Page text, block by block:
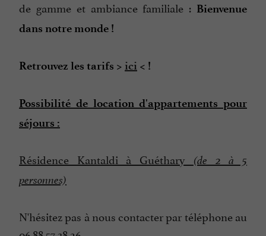
de gamme et ambiance familiale : Bienvenue
dans notre monde !
Retrouvez les tarifs > ici < !
Possibilité de location d'appartements pour
séjours :
Résidence Kantaldi à Guéthary
(de 2 à 5
personnes)
N'hésitez pas à nous contacter par téléphone au